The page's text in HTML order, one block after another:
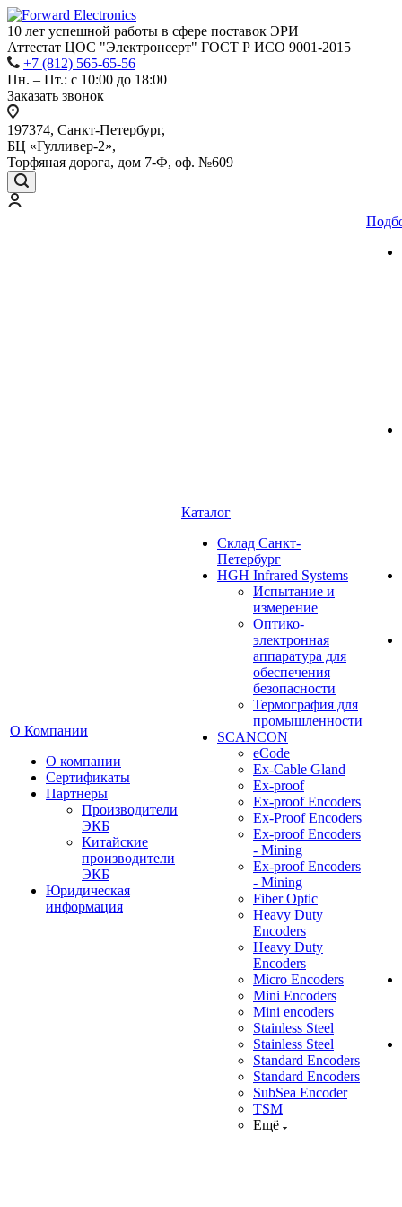
10 лет успешной работы в сфере поставок ЭРИ
Аттестат ЦОС "Электронсерт" ГОСТ Р ИСО 9001-2015
+7 (812) 565-65-56
Пн. – Пт.: с 10:00 до 18:00
Заказать звонок
197374, Санкт-Петербург,
БЦ «Гулливер-2»,
Торфяная дорога, дом 7-Ф, оф. №609
О Компании
О компании
Сертификаты
Партнеры
Производители
ЭКБ
Китайские
производители
ЭКБ
Юридическая
информация
Каталог
Cклад Санкт-
Петербург
HGH Infrared Systems
Испытание и
измерение
Оптико-
электронная
аппаратура для
обеспечения
безопасности
Термография для
промышленности
SCANCON
eCode
Ex-Cable Gland
Ex-proof
Ex-proof Encoders
Ex-Proof Encoders
Ex-proof Encoders
- Mining
Ex-proof Encoders
- Mining
Fiber Optic
Heavy Duty
Encoders
Heavy Duty
Encoders
Micro Encoders
Mini Encoders
Mini encoders
Stainless Steel
Stainless Steel
Standard Encoders
Standard Encoders
SubSea Encoder
TSM
Ещё